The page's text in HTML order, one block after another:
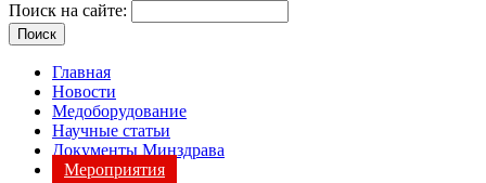
Поиск на сайте:
Главная
Новости
Медоборудование
Научные статьи
Документы Минздрава
Мероприятия